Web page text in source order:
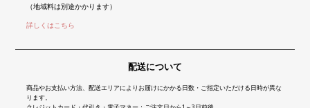
（地域料は別途かかります）
詳しくはこちら
配送について
商品やお支払い方法、配送エリアによりお届けにかかる日数・ご指定いただける日時が異な
ります。